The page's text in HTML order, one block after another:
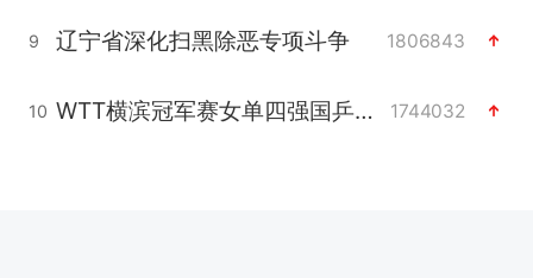
9 辽宁省深化扫黑除恶专项斗争 1806843
10 WTT横滨冠军赛女单四强国乒占三席 1744032